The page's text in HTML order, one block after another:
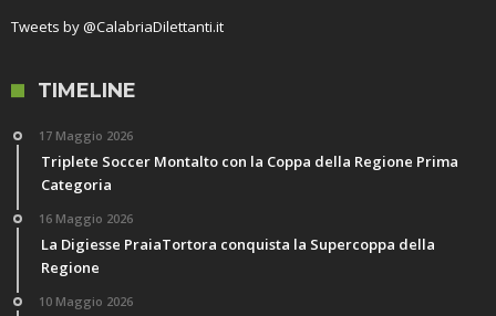
Tweets by @CalabriaDilettanti.it
TIMELINE
17 Maggio 2026
Triplete Soccer Montalto con la Coppa della Regione Prima
Categoria
16 Maggio 2026
La Digiesse PraiaTortora conquista la Supercoppa della
Regione
10 Maggio 2026